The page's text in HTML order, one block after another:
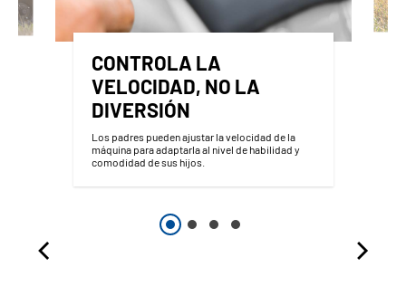
CONTROLA LA
VELOCIDAD, NO LA
DIVERSIÓN
Los padres pueden ajustar la velocidad de la
máquina para adaptarla al nivel de habilidad y
comodidad de sus hijos.